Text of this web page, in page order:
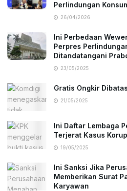
Perlindungan
26/04/2026
Ini Perbedaan
Perpres
Ditandatangani
23/05/2025
Gratis Ongkir
21/05/2025
Ini Daftar Lembaga
Terjerat Kasus
19/05/2025
Ini Sanksi Jika
Memberikan Surat
Karyawan